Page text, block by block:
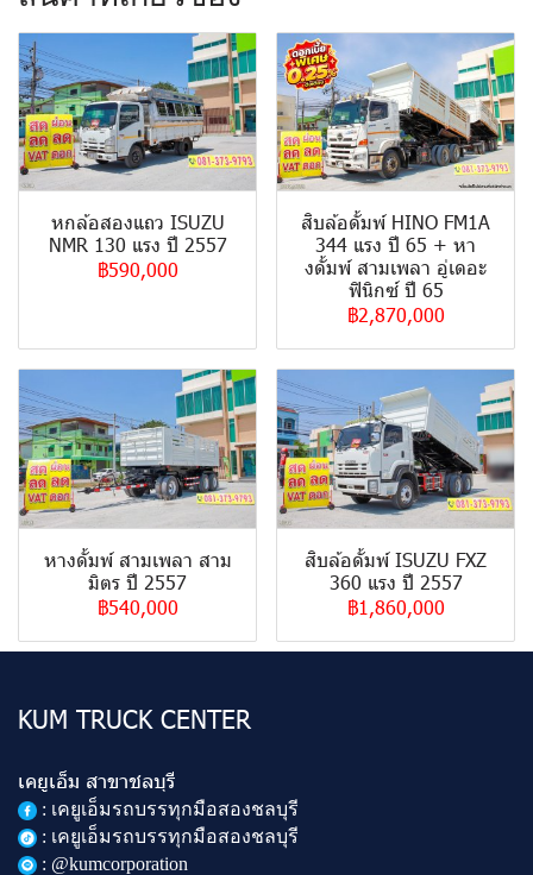
หกล้อสองแถว ISUZU
NMR 130 แรง ปี 2557
฿590,000
สิบล้อดั้มพ์ HINO FM1A
344 แรง ปี 65 + หา
งดั้มพ์ สามเพลา อู่เดอะ
ฟินิกซ์ ปี 65
฿2,870,000
หางดั้มพ์ สามเพลา สาม
มิตร ปี 2557
฿540,000
สิบล้อดั้มพ์ ISUZU FXZ
360 แรง ปี 2557
฿1,860,000
KUM TRUCK CENTER
เคยูเอ็ม สาขาชลบุรี
: เคยูเอ็มรถบรรทุกมือสองชลบุรี
: เคยูเอ็มรถบรรทุกมือสองชลบุรี
: @kumcorporation